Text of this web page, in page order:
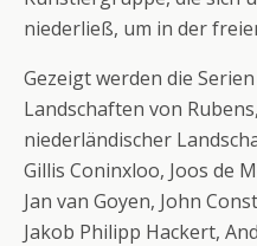
niederließ, um in der
Gezeigt werden die
Landschaften von
niederländischer
Gillis Coninxloo, Joos de
Jan van Goyen, John
Jakob Philipp Hackert,